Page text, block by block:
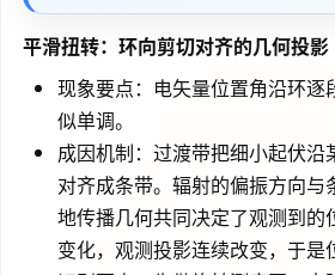
平滑扭转：环向剪切对齐的几何投影
现象要点：电矢量位置角沿环逐
似单调。
成因机制：过渡带把细小起伏沿
对齐成条带。辐射的偏振方向与
地传播几何共同决定了观测到的
变化，观测投影连续改变，于是